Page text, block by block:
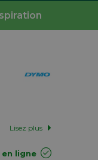
Lisez plus
ligne